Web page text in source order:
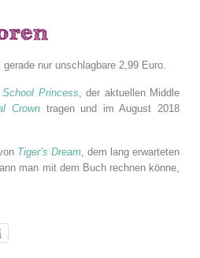
nur unschlagbare 2,99 Euro.
Princess, der aktuellen Middle
Crowntragen und im August 2018
Tiger’s Dream, dem lang erwarteten
man mit dem Buch rechnen könne,